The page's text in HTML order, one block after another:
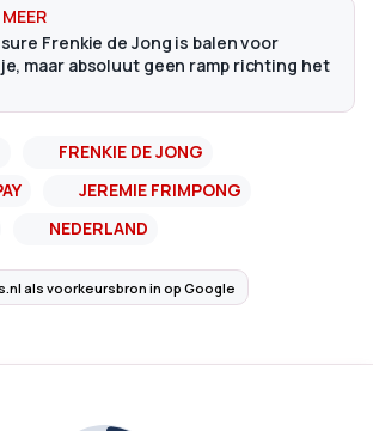
Frenkie de Jong is balen voor
maar absoluut geen ramp richting het
FRENKIE DE JONG
JEREMIE FRIMPONG
NEDERLAND
als voorkeursbron in op Google